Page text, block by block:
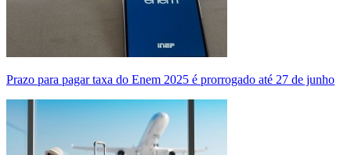
Prazo para pagar taxa do Enem 2025 é prorrogado até 27 de junho